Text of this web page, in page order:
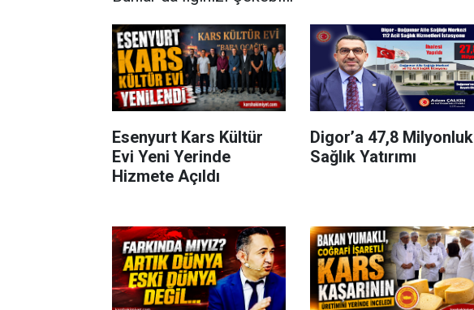
Esenyurt Kars Kültür
Evi Yeni Yerinde
Hizmete Açıldı
Digor’a 47,8 Milyonluk
Sağlık Yatırımı